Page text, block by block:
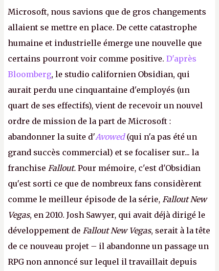
Microsoft, nous savions que de gros changements
allaient se mettre en place. De cette catastrophe
humaine et industrielle émerge une nouvelle que
certains pourront voir comme positive. D'après
Bloomberg, le studio californien Obsidian, qui
aurait perdu une cinquantaine d'employés (un
quart de ses effectifs), vient de recevoir un nouvel
ordre de mission de la part de Microsoft :
abandonner la suite d'Avowed(qui n'a pas été un
grand succès commercial) et se focaliser sur... la
franchise Fallout. Pour mémoire, c'est d'Obsidian
qu'est sorti ce que de nombreux fans considèrent
comme le meilleur épisode de la série, Fallout New
Vegas, en 2010. Josh Sawyer, qui avait déjà dirigé le
développement de Fallout New Vegas, serait à la tête
de ce nouveau projet – il abandonne un passage un
RPG non annoncé sur lequel il travaillait depuis